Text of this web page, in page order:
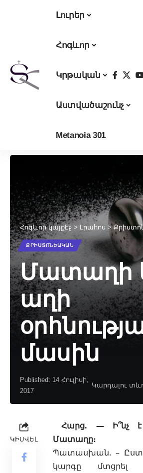
Լուրեր
Հոգևոր
Կրթական
Աստվածաշունչ
Metanoia 301
Հոգևոր կայքէջ > Լրահոս >
ՔՐԻՍՏՈՆԵԱԿԱՆ
Մատաղի
աղի
մասին
Published: 14 Հուլիսի,
2017
Կարդալու
ԿԻՍՎԵԼ
Հարց. — Ի՞նչ է
Մատաղը։
Պատասխան. – Ըստ
կարգը մտցրել